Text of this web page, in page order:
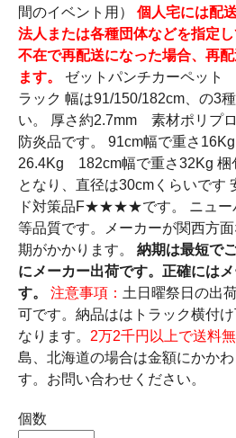
間のイベント用） 個人宅には配
法人または各種団体などを指定
不在で再配送になった場合、再
ます。
ゼットパンチカーペッ
ラック 幅は91/150/182cm、の3
い。 厚さ約2.7mm 素材ポリプ
防炎品です。 91cm幅で重さ
26.4Kg 182cm幅で重さ32Kg 梱
となり、直径は30cmくらいです
ド対策品F★★★★です。 ニュー
等品質です。メーカーが関西方
期がかかります。 納期は最短で
にメーカー出荷です。正確には
す。
注意事項： 土日曜祭日の出
可です。納品ははトラック横付
なります。 2万2千円以上で送料
島、北海道の場合は金額にかか
す。お問い合わせください。
個数